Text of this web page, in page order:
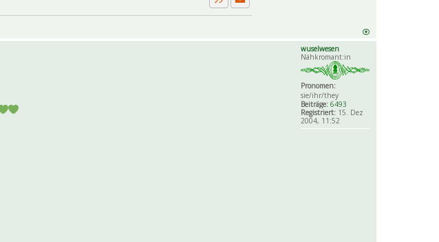
ZitatPrivate Nachricht senden
wuselwesen
Nähkromant:in
Pronomen:
sie/ihr/they
Beiträge: 6493
Registriert: 15. Dez
2004, 11:52